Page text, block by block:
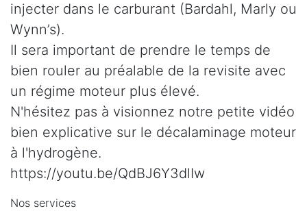
injecter dans le carburant (Bardahl, Marly ou
Wynn’s).
Il sera important de prendre le temps de
bien rouler au préalable de la revisite avec
un régime moteur plus élevé.
N'hésitez pas à visionnez notre petite vidéo
bien explicative sur le décalaminage moteur
à l'hydrogène.
https://youtu.be/QdBJ6Y3dlIw
Nos services